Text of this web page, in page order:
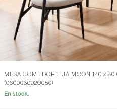
MESA COMEDOR FIJA MOON 140 x 80
(0600030020050)
En stock.